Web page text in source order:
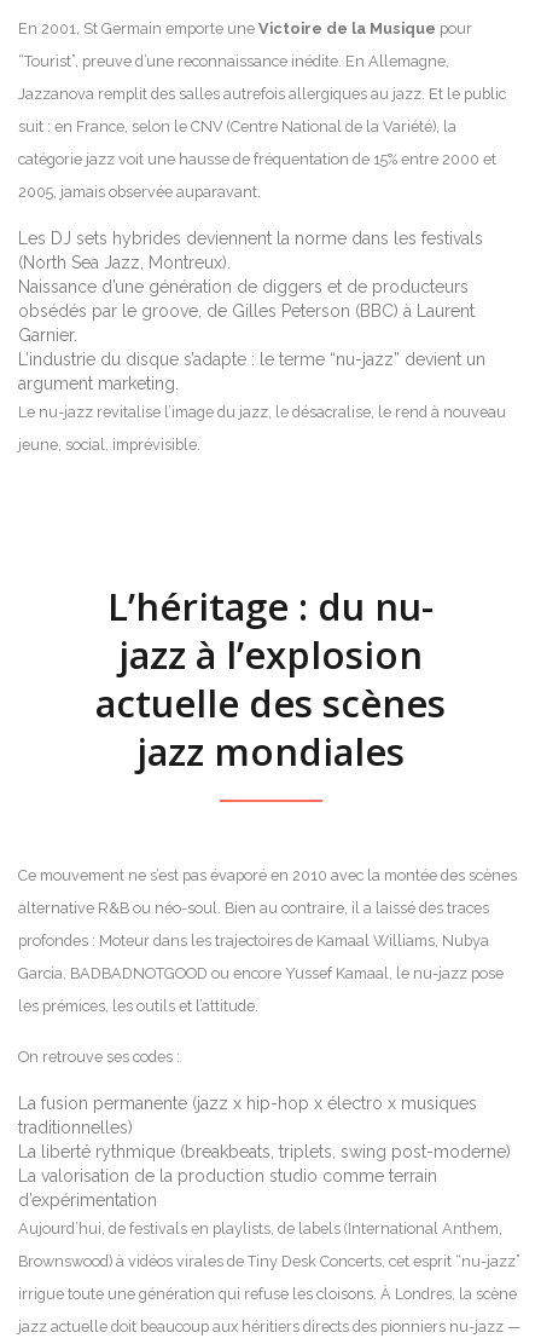
En 2001, St Germain emporte une Victoire de la Musique pour
“Tourist”, preuve d’une reconnaissance inédite. En Allemagne,
Jazzanova remplit des salles autrefois allergiques au jazz. Et le public
suit : en France, selon le CNV (Centre National de la Variété), la
catégorie jazz voit une hausse de fréquentation de 15% entre 2000 et
2005, jamais observée auparavant.
Les DJ sets hybrides deviennent la norme dans les festivals
(North Sea Jazz, Montreux).
Naissance d’une génération de diggers et de producteurs
obsédés par le groove, de Gilles Peterson (BBC) à Laurent
Garnier.
L’industrie du disque s’adapte : le terme “nu-jazz” devient un
argument marketing.
Le nu-jazz revitalise l’image du jazz, le désacralise, le rend à nouveau
jeune, social, imprévisible.
L’héritage : du nu-
jazz à l’explosion
actuelle des scènes
jazz mondiales
Ce mouvement ne s’est pas évaporé en 2010 avec la montée des scènes
alternative R&B ou néo-soul. Bien au contraire, il a laissé des traces
profondes : Moteur dans les trajectoires de Kamaal Williams, Nubya
Garcia, BADBADNOTGOOD ou encore Yussef Kamaal, le nu-jazz pose
les prémices, les outils et l’attitude.
On retrouve ses codes :
La fusion permanente (jazz x hip-hop x électro x musiques
traditionnelles)
La liberté rythmique (breakbeats, triplets, swing post-moderne)
La valorisation de la production studio comme terrain
d’expérimentation
Aujourd’hui, de festivals en playlists, de labels (International Anthem,
Brownswood) à vidéos virales de Tiny Desk Concerts, cet esprit “nu-jazz”
irrigue toute une génération qui refuse les cloisons. À Londres, la scène
jazz actuelle doit beaucoup aux héritiers directs des pionniers nu-jazz —